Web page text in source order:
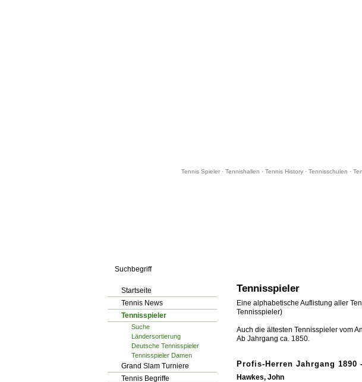
Tennis Spieler· Tennishallen · Tennis History· Tennisschulen ·
Tennisspieler
Eine alphabetische Auflistung aller
Tennisspieler)
Auch die ältesten Tennisspieler vom
Ab Jahrgang ca. 1850.
Profis-Herren Jahrgang 1890
Hawkes, John
Startseite
Tennis News
Tennisspieler
Suche
Ländersortierung
Deutsche Tennisspieler
Tennisspieler Damen
Grand Slam Turniere
Tennis Begriffe